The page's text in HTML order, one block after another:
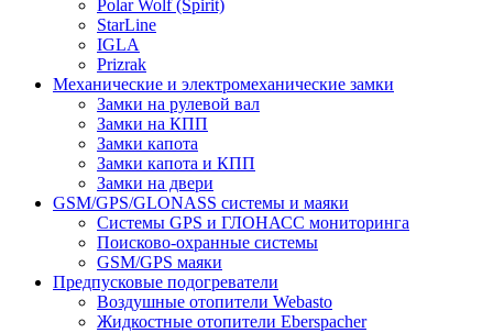
Polar Wolf (Spirit)
StarLine
IGLA
Prizrak
Механические и электромеханические замки
Замки на рулевой вал
Замки на КПП
Замки капота
Замки капота и КПП
Замки на двери
GSM/GPS/GLONASS системы и маяки
Системы GPS и ГЛОНАСС мониторинга
Поисково-охранные системы
GSM/GPS маяки
Предпусковые подогреватели
Воздушные отопители Webasto
Жидкостные отопители Eberspacher